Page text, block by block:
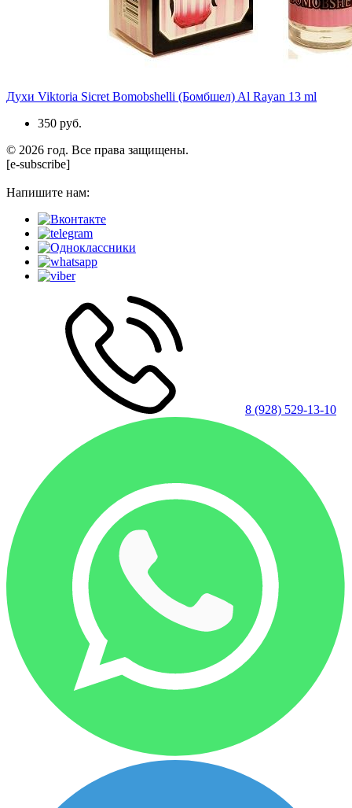
Духи Viktoria Sicret Bomobshelli (Бомбшел) Al Rayan 13 ml
350 руб.
© 2026 год. Все права защищены.
[e-subscribe]
Напишите нам:
8 (928) 529-13-10